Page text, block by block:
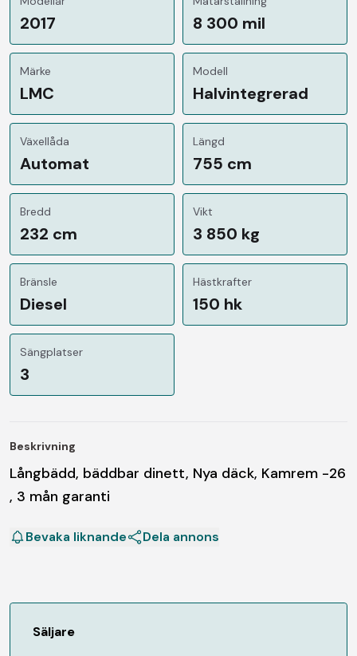
2017 8 300 mil
Märke
LMC
Modell
Halvintegrerad
Växellåda
Automat
Längd
755 cm
Bredd
232 cm
Vikt
3 850 kg
Bränsle
Diesel
Hästkrafter
150 hk
Sängplatser
3
Beskrivning
Långbädd, bäddbar dinett, Nya däck, Kamrem -26
, 3 mån garanti
Bevaka liknande Dela annons
Säljare